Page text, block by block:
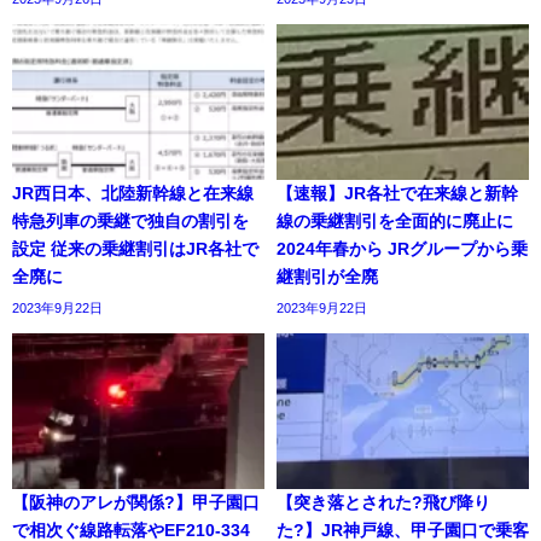
JR西日本、北陸新幹線と在来線
特急列車の乗継で独自の割引を
設定 従来の乗継割引はJR各社で
全廃に
2023年9月22日
【速報】JR各社で在来線と新幹
線の乗継割引を全面的に廃止に
2024年春から JRグループから乗
継割引が全廃
2023年9月22日
【阪神のアレが関係?】甲子園口
で相次ぐ線路転落やEF210-334
【突き落とされた?飛び降り
た?】JR神戸線、甲子園口で乗客